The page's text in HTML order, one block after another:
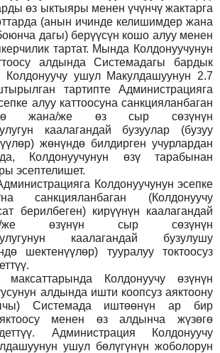
өз ыктыяры менен үчүнчү жактарга
(анын ичинде келишимдер жана
дагы) берүүсүн кошо алуу менен
тартат. Мында Колдонуучунун
алдында Системадагы бардык
Колдонуучу ушул Макулдашуунун 2.7
тартипте Администрацияга
алуу каттоосуна санкцияланбаган
жана/же өз сыр сөзүнүн
каалагандай бузуулар (бузуу
жөнүндө билдирген учурлардан
Колдонуучунун өзү тарабынан
эсептелишет.
Колдонуучунун эсепке
санкцияланбаган (Колдонуучу
берилбеген) кирүүнүн каалагандай
же өзүнүн сыр сөзүнүн
каалагандай бузулушу
шектенүүлөр) тууралуу токтоосуз
максаттарында Колдонуучу өзүнүн
алдында ишти коопсуз аяктоону
Системада иштөөнүн ар бир
менен өз алдынча жүзөгө
Администрация Колдонуучу
ушул бөлүгүнүн жоболорун